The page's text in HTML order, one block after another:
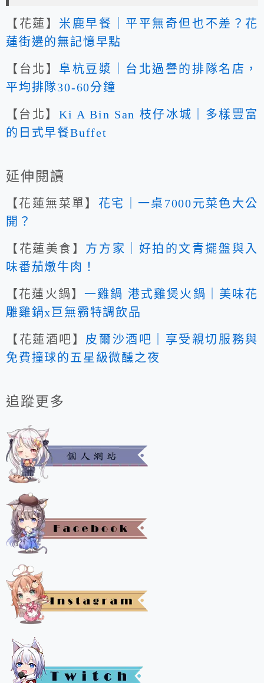
【花蓮】 米鹿早餐｜平平無奇但也不差？花
蓮街邊的無記憶早點
【台北】 阜杭豆漿｜台北過譽的排隊名店，
平均排隊30-60分鐘
【台北】 Ki A Bin San 枝仔冰城｜多樣豐富
的日式早餐Buffet
延伸閱讀
【花蓮無菜單】 花宅｜一桌7000元菜色大公
開？
【花蓮美食】 方方家｜好拍的文青擺盤與入
味番茄燉牛肉！
【花蓮火鍋】一雞鍋 港式雞煲火鍋｜美味花
雕雞鍋x巨無霸特調飲品
【花蓮酒吧】 皮爾沙酒吧｜享受親切服務與
免費撞球的五星級微醺之夜
追蹤更多